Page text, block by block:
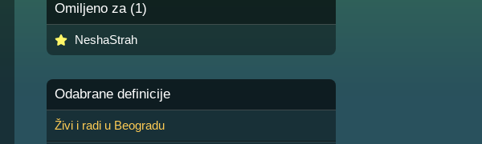
Omiljeno za (1)
NeshaStrah
Odabrane definicije
Živi i radi u Beogradu